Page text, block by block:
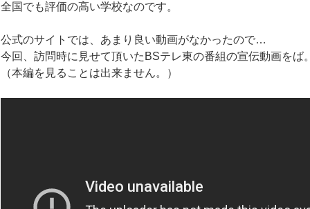
全国でも評価の高い学校なのです。
公式のサイトでは、あまり良い動画がなかったので…
今回、訪問時に見せて頂いたBSテレ東の番組の宣伝動画をば。
（本編を見ることは出来ません。）